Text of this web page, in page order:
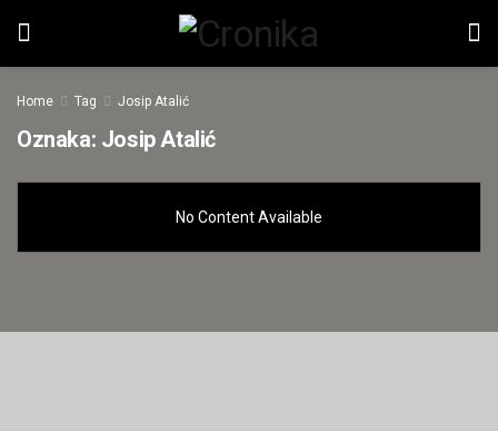
Home Tag Josip Atalić
Oznaka: Josip Atalić
No Content Available